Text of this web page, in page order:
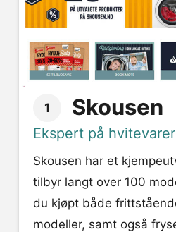
1 Skousen
Ekspert på hvitevarer
Skousen har et
tilbyr langt over 100
du kjøpt både
modeller, samt også